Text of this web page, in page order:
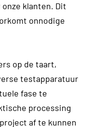
klanten. Dit
onnodige
op de taart,
testapparatuur
fase te
processing
af te kunnen